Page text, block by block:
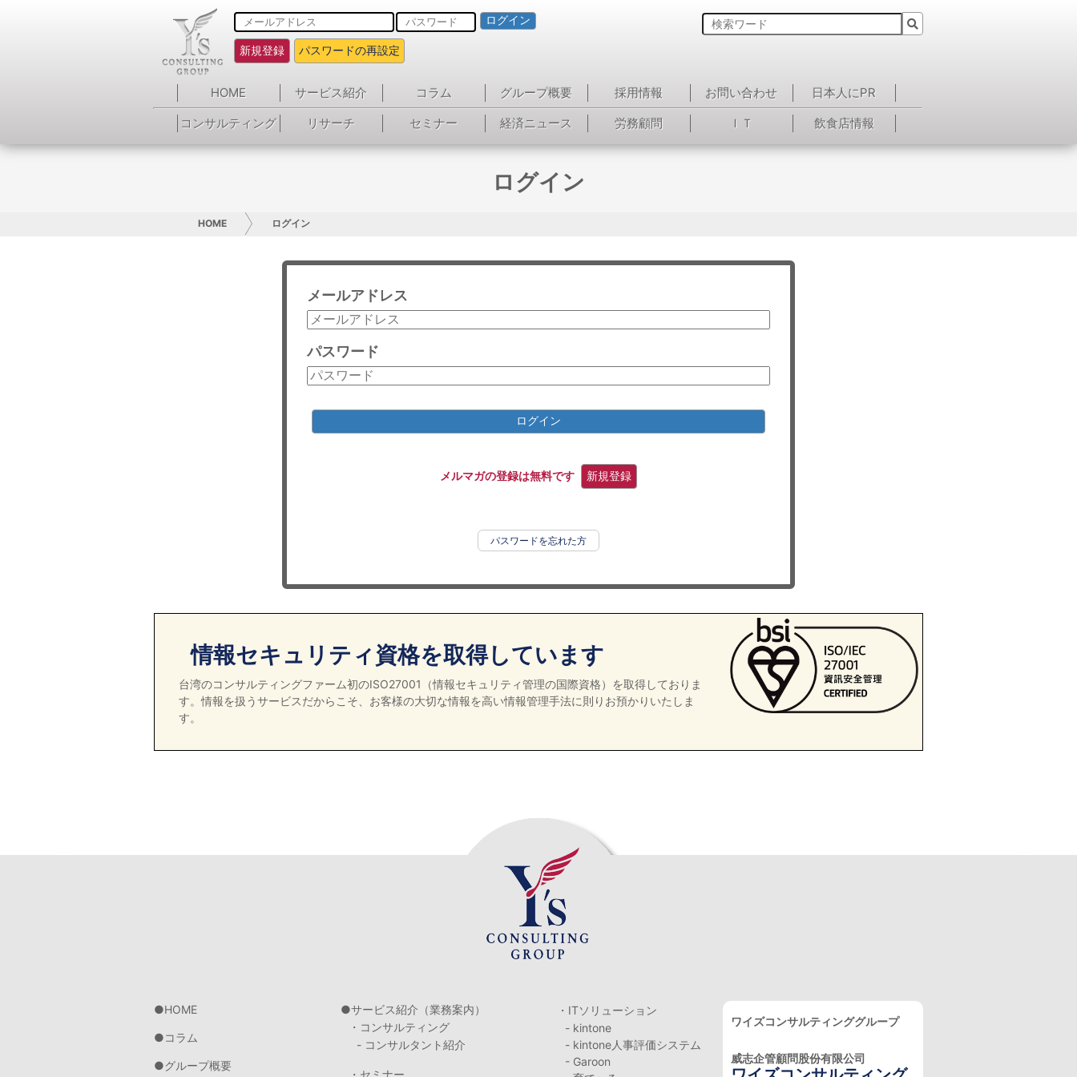
ログイン
新規登録 パスワードの再設定
HOME サービス紹介 コラム グループ概要 採用情報 お問い合わせ
日本人にPR
コンサルティング
リサーチ セミナー 経済ニュース 労務顧問 ＩＴ 飲食店情報
ログイン
HOME ログイン
メールアドレス
パスワード
ログイン
メルマガの登録は無料です 新規登録
パスワードを忘れた方
情報セキュリティ資格を取得しています
台湾のコンサルティングファーム初のISO27001（情報セキュリティ管理の国際資格）を取得しておりま
す。情報を扱うサービスだからこそ、お客様の大切な情報を高い情報管理手法に則りお預かりいたしま
す。
HOME
コラム
グループ概要
サービス紹介（業務案内）
・コンサルティング
- コンサルタント紹介
・セミナー
・ITソリューション
- kintone
- kintone人事評価システム
- Garoon
ワイズコンサルティンググループ
威志企管顧問股份有限公司